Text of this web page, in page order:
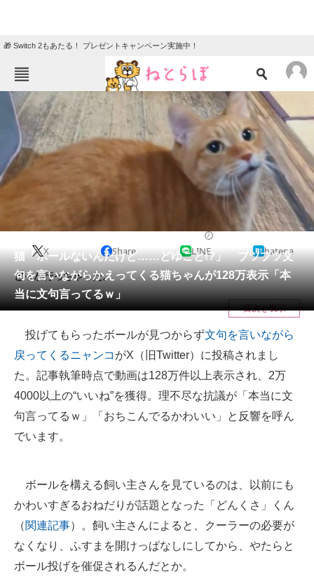
🎁 Switch 2もあたる！ プレゼントキャンペーン実施中！
ねとらぼメニュー
TOP ニュース
エンタメ クイズ
グルメ
住まい
会員記事
メディア
注目記事を集めた総合ページ
ITの今と未来を見通す
スマホと通信の最新トレンド
進化するPCとデバイスの未来
好きが集まる 比べて選べる
企業ITのトレンドを詳説
経営リーダーのコミュニティ
猫「ボールないんだけど……どゆこと!?」 ブツブツ文
句を言いながらかえってくる猫ちゃんが128万表示「本
当に文句言ってるｗ」
X Share LINE hatena
どっか行っちゃった。
目次を表示
投げてもらったボールが見つからず文句を言いながら
戻ってくるニャンコ がX（旧Twitter）に投稿されまし
た。記事執筆時点で動画は128万件以上表示され、2万
4000以上の“いいね”を獲得。理不尽な抗議が「本当に文
句言ってるｗ」「おちこんでるかわいい」と反響を呼ん
でいます。
ボールを構える飼い主さんを見ているのは、以前にも
かわいすぎるおねだりが話題となった「どんくさ」くん
（関連記事）。飼い主さんによると、クーラーの必要が
なくなり、ふすまを開けっぱなしにしてから、やたらと
ボール投げを催促されるんだとか。